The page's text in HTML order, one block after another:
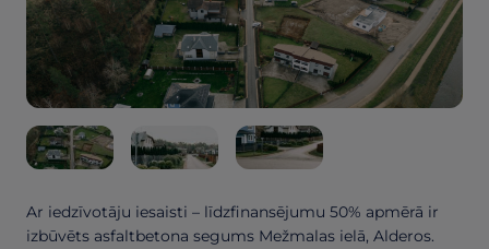
Ar iedzīvotāju iesaisti – līdzfinansējumu 50% apmērā ir
izbūvēts asfaltbetona segums Mežmalas ielā, Alderos.